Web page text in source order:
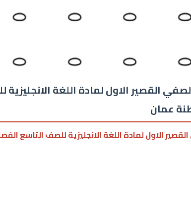
القصير الاول لمادة اللغة
عمان
الاول لمادة اللغة الانجليزية للصف التاسع